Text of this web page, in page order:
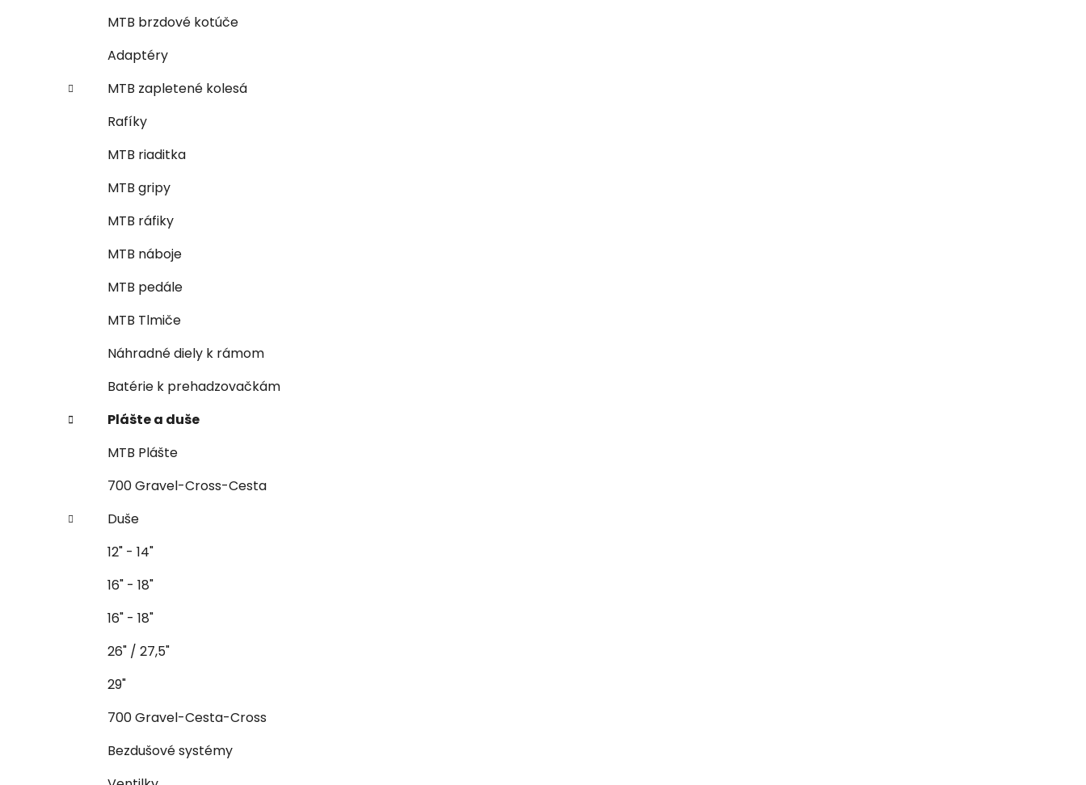
MTB brzdové kotúče
Adaptéry
MTB zapletené kolesá
Rafíky
MTB riaditka
MTB gripy
MTB ráfiky
MTB náboje
MTB pedále
MTB Tlmiče
Náhradné diely k rámom
Batérie k prehadzovačkám
Plášte a duše
MTB Plášte
700 Gravel-Cross-Cesta
Duše
12" - 14"
16" - 18"
16" - 18"
26" / 27,5"
29"
700 Gravel-Cesta-Cross
Bezdušové systémy